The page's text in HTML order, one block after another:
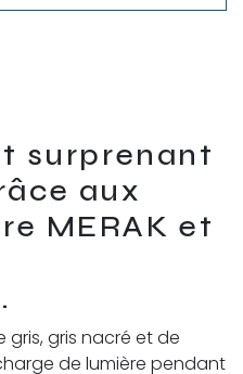
surprenant
aux
MERAK et
gris nacré et de
de lumière pendant